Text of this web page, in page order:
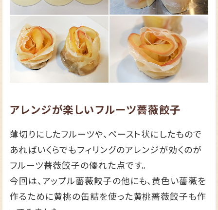
アレンジが楽しいフルーツ薔薇餃子
薄切りにしたフルーツや、ペースト状にしたもので
あればいくらでもフィリングのアレンジが効くのが
フルーツ薔薇餃子の優れた点です。
今回は、アップル薔薇餃子の他にも、黄色い薔薇を
作るために黄桃の缶詰を使った黄桃薔薇餃子も作